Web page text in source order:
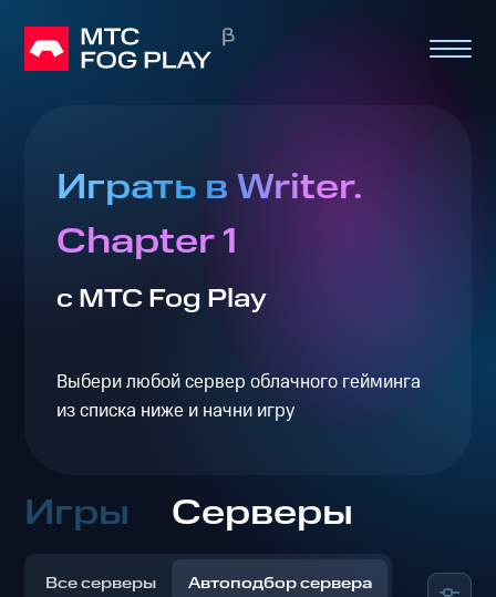
Играть в Writer.
Chapter 1
с МТС Fog Play
Выбери любой сервер облачного гейминга
из списка ниже и начни игру
Игры Серверы
Все серверы Автоподбор сервера